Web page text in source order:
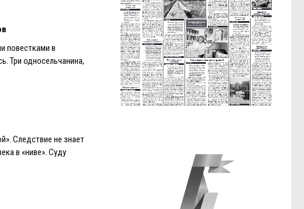
повестками в
Три односельчанина,
Следствие не знает
в «ниве». Суду